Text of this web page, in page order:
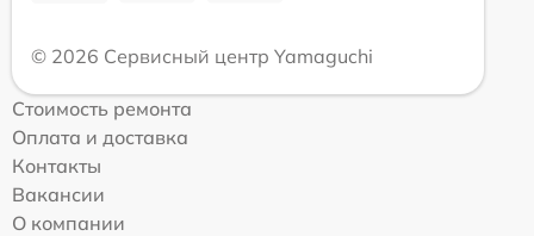
© 2026 Сервисный центр Yamaguchi
Стоимость ремонта
Оплата и доставка
Контакты
Вакансии
О компании